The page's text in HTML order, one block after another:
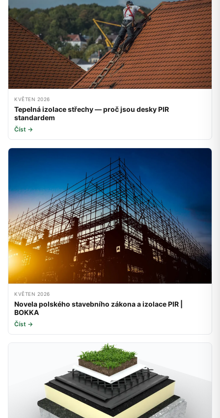
KVĚTEN 2026
Tepelná izolace střechy — proč jsou desky PIR
standardem
Číst →
KVĚTEN 2026
Novela polského stavebního zákona a izolace PIR |
BOKKA
Číst →